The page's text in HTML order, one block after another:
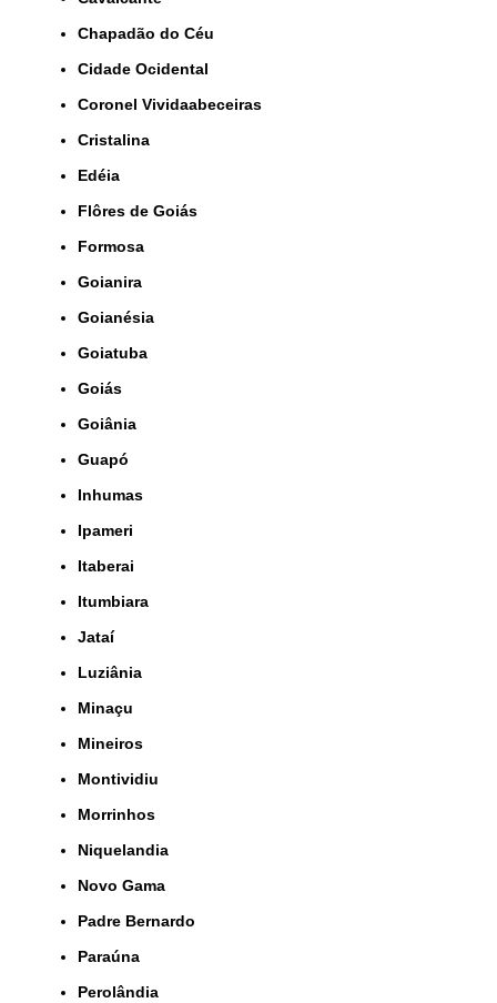
Chapadão do Céu
Cidade Ocidental
Coronel Vividaabeceiras
Cristalina
Edéia
Flôres de Goiás
Formosa
Goianira
Goianésia
Goiatuba
Goiás
Goiânia
Guapó
Inhumas
Ipameri
Itaberai
Itumbiara
Jataí
Luziânia
Minaçu
Mineiros
Montividiu
Morrinhos
Niquelandia
Novo Gama
Padre Bernardo
Paraúna
Perolândia